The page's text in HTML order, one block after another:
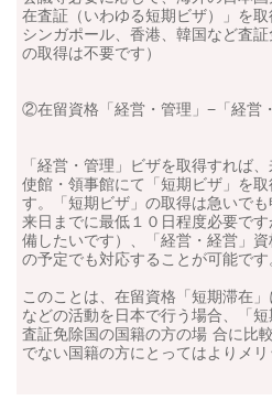
在査証（いわゆる短期ビザ）」を
シンガポール、香港、韓国など査
の取得は不要です）
②在留資格「経営・管理」−「経営
「経営・管理」ビザを取得すれば
使館・領事館にて「短期ビザ」を
す。「短期ビザ」の取得は急いで
来日までに最低１０日程度必要で
備したいです）、「経営・経営」
の予定でも対応することが可能です
このことは、在留資格「短期滞在
などの活動を日本で行う場合、「
査証免除国の国籍の方の場 合に比
でない国籍の方にとってはよりメリ